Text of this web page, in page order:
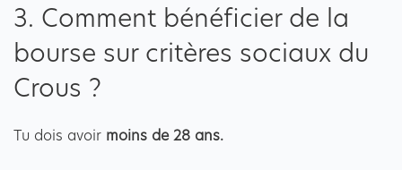
3. Comment bénéficier de la
bourse sur critères sociaux du
Crous ?
Tu dois avoir moins de 28 ans.